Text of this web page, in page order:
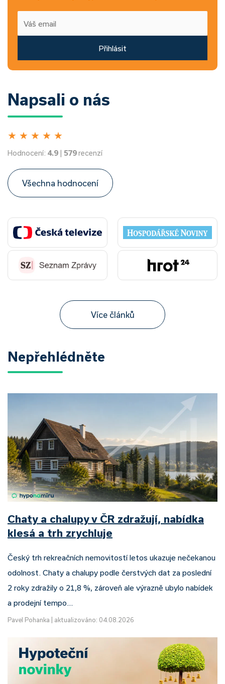
Přihlásit
Napsali o nás
★ ★ ★ ★ ★
Hodnocení: 4.9 | 579recenzí
Všechna hodnocení
Více článků
Nepřehlédněte
Chaty a chalupy v ČR zdražují, nabídka
klesá a trh zrychluje
Český trh rekreačních nemovitostí letos ukazuje nečekanou
odolnost. Chaty a chalupy podle čerstvých dat za poslední
2 roky zdražily o 21,8 %, zároveň ale výrazně ubylo nabídek
a prodejní tempo…
Pavel Pohanka aktualizováno: 04.08.2026